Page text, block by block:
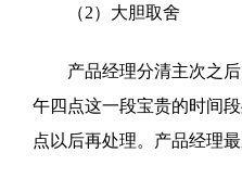
（2）大胆取舍
产品经理分清主次之后
午四点这一段宝贵的时间
点以后再处理。产品经理